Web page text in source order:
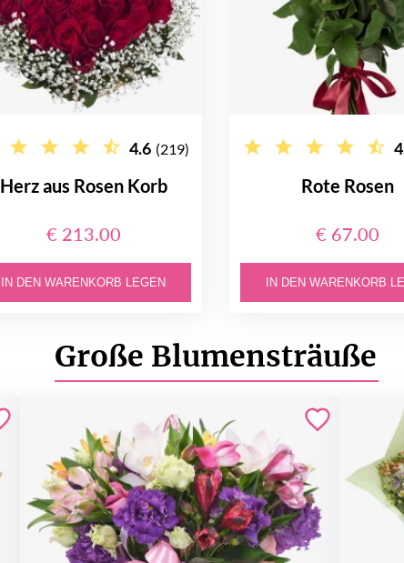
4.6 (219)
Herz aus Rosen Korb
€ 213.00
IN DEN WARENKORB LEGEN
Rote Rosen
€ 67.00
IN DEN WARENKORB
Große Blumensträuße